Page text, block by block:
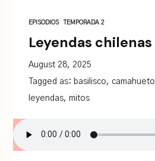
EPISODIOS TEMPORADA 2
Leyendas chilenas
August 28, 2025
Tagged as: basilisco, camahueto
leyendas,mitos